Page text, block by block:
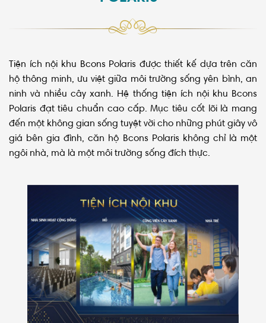
Tiện ích nội khu Bcons Polaris được thiết kế dựa trên căn
hộ thông minh, ưu việt giữa môi trường sống yên bình, an
ninh và nhiều cây xanh. Hệ thống tiện ích nội khu Bcons
Polaris đạt tiêu chuẩn cao cấp. Mục tiêu cốt lõi là mang
đến một không gian sống tuyệt vời cho những phút giây vô
giá bên gia đình, căn hộ Bcons Polaris không chỉ là một
ngôi nhà, mà là một môi trường sống đích thực.